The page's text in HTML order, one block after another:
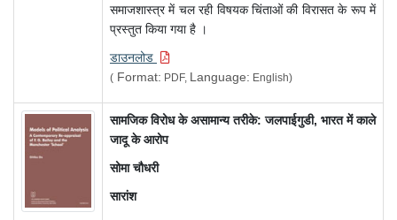
समाजशास्त्र में चल रही विषयक चिंताओं की विरासत के रूप में
प्रस्तुत किया गया है ।
डाउनलोड
( Format: PDF, Language: English)
सामजिक विरोध के असामान्य तरीके: जलपाईगुडी, भारत में काले
जादू के आरोप
सोमा चौधरी
सारांश